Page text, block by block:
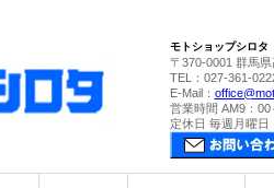
モトショップシロタ
〒370-0001 群馬
TEL：027-361-
E-Mail：
営業時間 AM9：00
定休日 毎週月曜日